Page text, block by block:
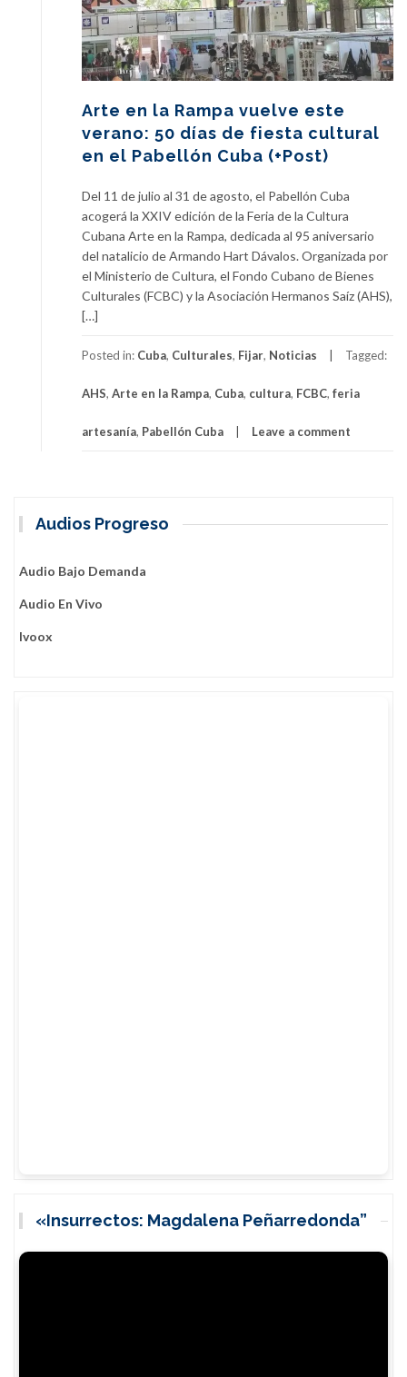
Arte en la Rampa vuelve este
verano: 50 días de fiesta cultural
en el Pabellón Cuba (+Post)
Del 11 de julio al 31 de agosto, el Pabellón Cuba
acogerá la XXIV edición de la Feria de la Cultura
Cubana Arte en la Rampa, dedicada al 95 aniversario
del natalicio de Armando Hart Dávalos. Organizada por
el Ministerio de Cultura, el Fondo Cubano de Bienes
Culturales (FCBC) y la Asociación Hermanos Saíz (AHS),
[…]
Posted in: Cuba, Culturales, Fijar, Noticias Tagged:
AHS, Arte en la Rampa, Cuba, cultura, FCBC, feria
artesanía, Pabellón Cuba Leave a comment
Audios Progreso
Audio Bajo Demanda
Audio En Vivo
Ivoox
«Insurrectos: Magdalena Peñarredonda”